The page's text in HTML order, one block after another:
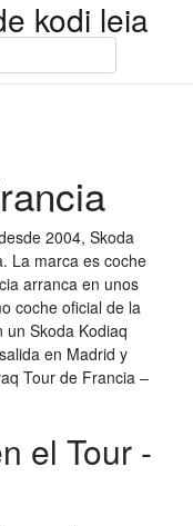
kodi leia
2004, Skoda
La marca es coche
arranca en unos
coche oficial de la
un Skoda Kodiaq
en Madrid y
Tour de Francia –
el Tour -